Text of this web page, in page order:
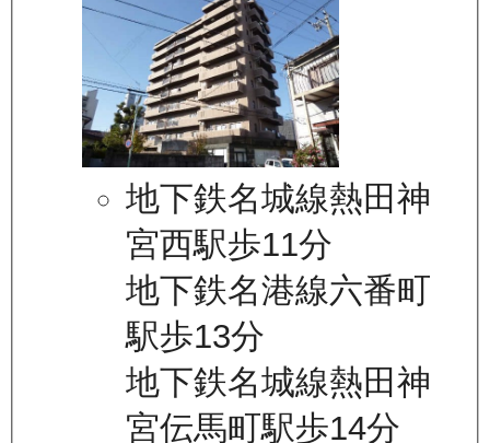
地下鉄名城線熱田神
宮西駅歩11分
地下鉄名港線六番町
駅歩13分
地下鉄名城線熱田神
宮伝馬町駅歩14分